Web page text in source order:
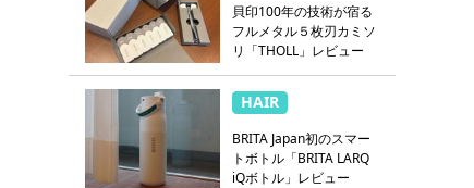
貝印100年の技術が宿る
フルメタル５枚刃カミソ
リ「THOLL」レビュー
HAIR
BRITA Japan初のスマー
トボトル「BRITA LARQ
iQボトル」レビュー